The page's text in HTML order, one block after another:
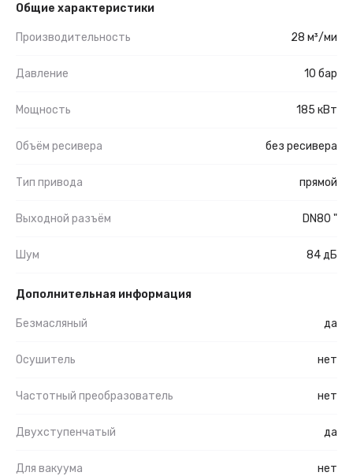
Общие характеристики
Производительность 28 м³/ми
Давление 10 бар
Мощность 185 кВт
Объём ресивера без ресивера
Тип привода прямой
Выходной разъём DN80 "
Шум 84 дБ
Дополнительная информация
Безмасляный да
Осушитель нет
Частотный преобразователь нет
Двухступенчатый да
Для вакуума нет